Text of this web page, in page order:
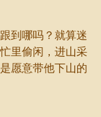
到哪吗？就算迷
里偷闲，进山采
愿意带他下山的